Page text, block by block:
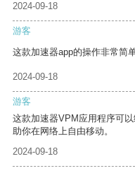
2024-09-18
游客
这款加速器app的操作非常简
2024-09-18
游客
这款加速器VPM应用程序可
助你在网络上自由移动。
2024-09-18